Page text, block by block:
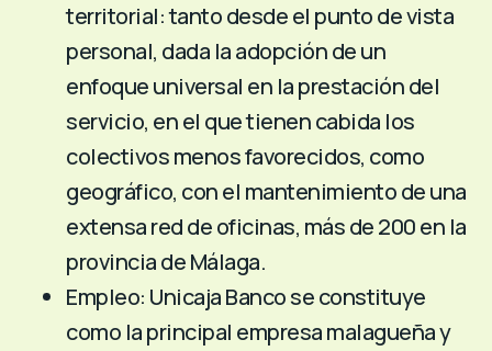
territorial: tanto desde el punto de vista
personal, dada la adopción de un
enfoque universal en la prestación del
servicio, en el que tienen cabida los
colectivos menos favorecidos, como
geográfico, con el mantenimiento de una
extensa red de oficinas, más de 200 en la
provincia de Málaga.
Empleo: Unicaja Banco se constituye
como la principal empresa malagueña y